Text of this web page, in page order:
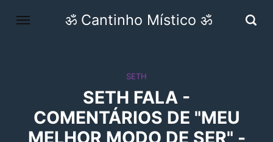
ॐ Cantinho Místico ॐ
SETH
SETH FALA -
COMENTÁRIOS DE "MEU
MELHOR MODO DE SER" -